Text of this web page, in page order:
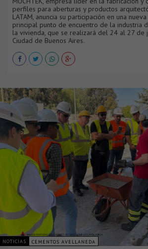
perfiles para aberturas y productos
LATAM, anuncia su participación en una
principal punto de encuentro de la industria
la vivienda, que se realizará del 24 al 27 de
Ciudad de Buenos Aires.
NOTICIAS CEMENTOS AVELLANEDA